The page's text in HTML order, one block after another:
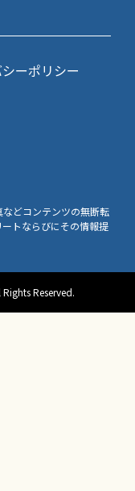
ーポリシー
どコンテンツの無断転
トならびにその情報提
Reserved.